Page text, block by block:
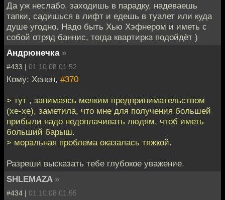
Да уж неслабо, заходишь в парадку, надеваешь
тапки, садишься в лифт и едешь в туалет или куда
душе угодно. Надо быть Хью Хэфнером и иметь с
собой отряд баннис, тогда квартирка подойдёт )
Андрюнечка »
#433 | 01.10.08 01:52
Кому: Хелен, #370
> тут , занимаясь мелким предпринимательством
(хе-хе), заметила, что мне для получения большей
прибыли надо недоплачивать людям, чтоб иметь
больший барыш.
> моральная проблема оказалась тяжкой.
Разреши высказать тебе глубокое уважение.
SHLEMAZA »
#434 | 01.10.08 01:55